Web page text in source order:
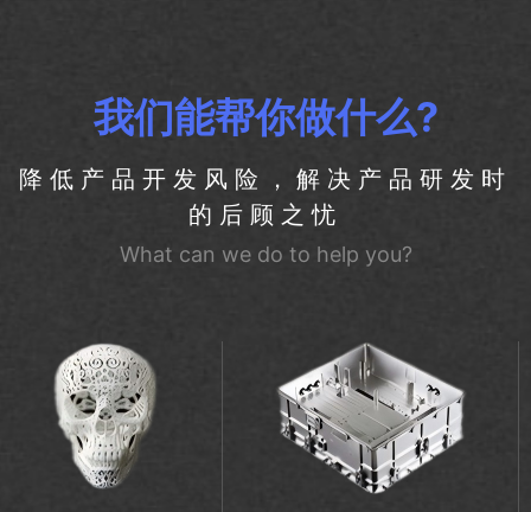
我们能帮你做什么?
降低产品开发风险，解决产品研发时
的后顾之忧
What can we do to help you?